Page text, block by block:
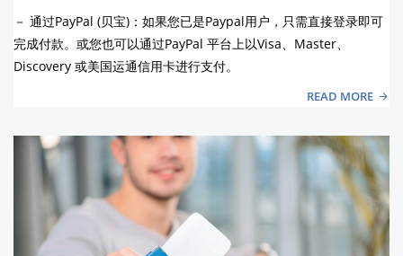
－ 通过PayPal (贝宝)：如果您已是Paypal用户，只需直接登录即可
完成付款。或您也可以通过PayPal 平台上以Visa、Master、
Discovery 或美国运通信用卡进行支付。
READ MORE